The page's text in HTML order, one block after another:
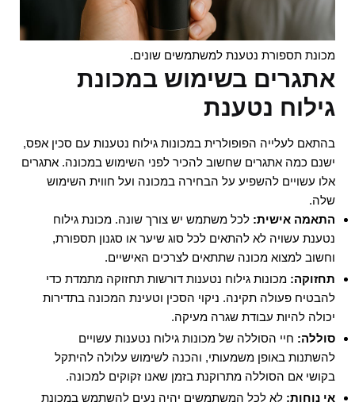
מכונת תספורת נטענת למשתמשים שונים.
אתגרים בשימוש במכונת
גילוח נטענת
בהתאם לעלייה הפופולרית במכונות גילוח נטענות עם סכין אפס,
ישנם כמה אתגרים שחשוב להכיר לפני השימוש במכונה. אתגרים
אלו עשויים להשפיע על הבחירה במכונה ועל חווית השימוש
שלה.
התאמה אישית: לכל משתמש יש צורך שונה. מכונת גילוח
נטענת עשויה לא להתאים לכל סוג שיער או סגנון תספורת,
וחשוב למצוא מכונה שתתאים לצרכים האישיים.
תחזוקה: מכונות גילוח נטענות דורשות תחזוקה מתמדת כדי
להבטיח פעולה תקינה. ניקוי הסכין וטעינת המכונה בתדירות
יכולה להיות עבודת שגרה מעיקה.
סוללה: חיי הסוללה של מכונות גילוח נטענות עשויים
להשתנות באופן משמעותי, והכנה לשימוש עלולה להיתקל
בקושי אם הסוללה מתרוקנת בזמן שאנו זקוקים למכונה.
אי נוחות: לא לכל המשתמשים יהיה נעים להשתמש במכונת